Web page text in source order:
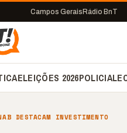
Campos Gerais Rádio BnT
ELEIÇÕES 2026POLICIAL
DESTACAM INVESTIMENTO